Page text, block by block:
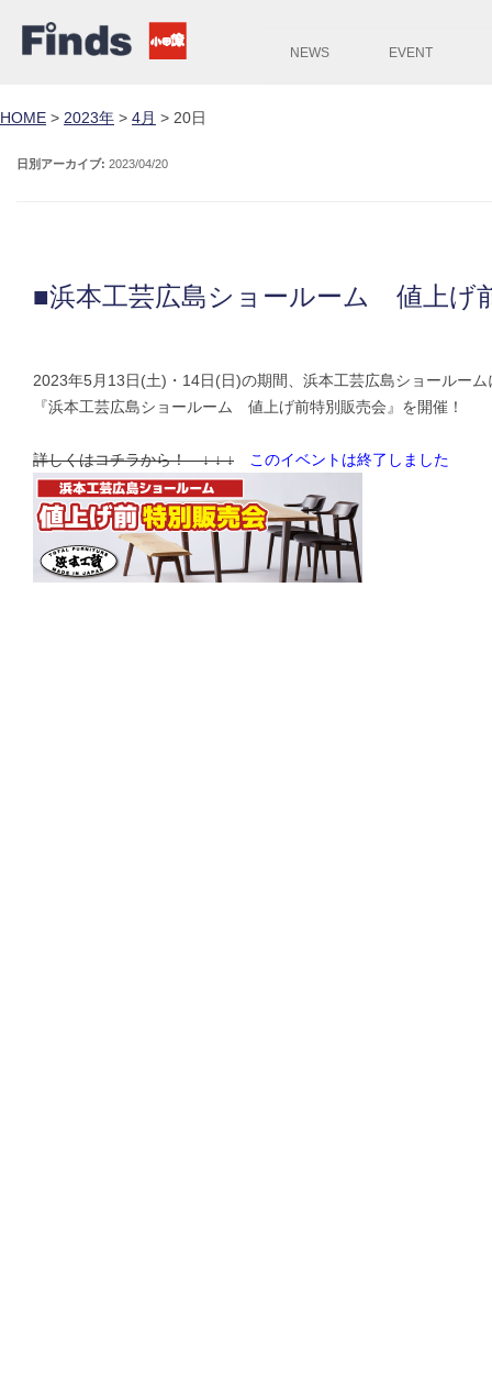
NEWS EVENT
HOME > 2023年 > 4月 > 20日
日別アーカイブ: 2023/04/20
■浜本工芸広島ショールーム 値上げ
2023年5月13日(土)・14日(日)の期間、浜本工芸広島ショールーム
『浜本工芸広島ショールーム 値上げ前特別販売会』を開催！
詳しくはコチラから！ ↓ ↓ ↓ このイベントは終了しました